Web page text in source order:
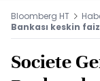
Bloomberg HT
Bankası keskin
Societe